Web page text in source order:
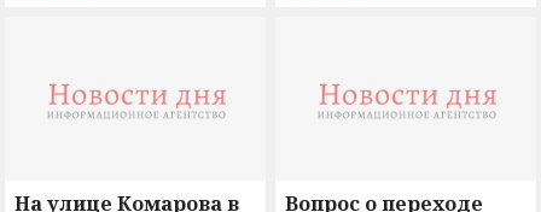
На улице Комарова в Вопрос о переходе